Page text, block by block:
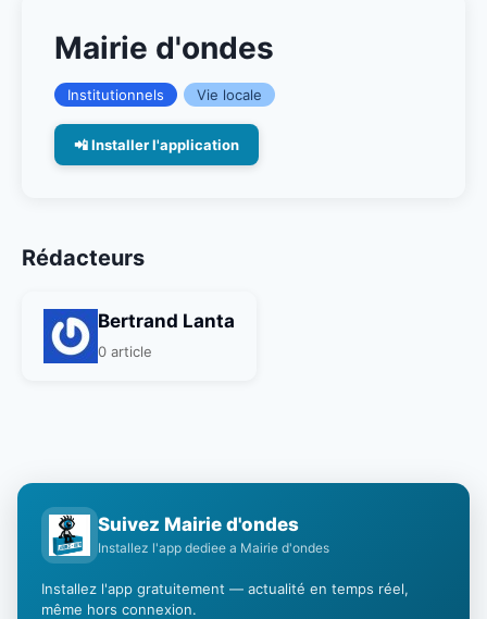
Mairie d'ondes
Institutionnels Vie locale
📲 Installer l'application
Rédacteurs
Bertrand Lanta
0 article
Suivez Mairie d'ondes
Installez l'app dediee a Mairie d'ondes
Installez l'app gratuitement — actualité en temps réel,
même hors connexion.